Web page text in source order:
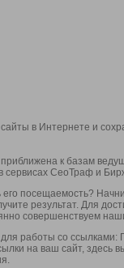
в Интернете и
к базам
сервисах СеоТраф и
его посещаемость?
результат. Для
совершенствуем
работы со ссылками:
на ваш сайт, здесь